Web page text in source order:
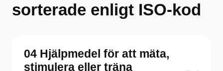
sorterade enligt ISO-kod
04 Hjälpmedel för att mäta,
stimulera eller träna